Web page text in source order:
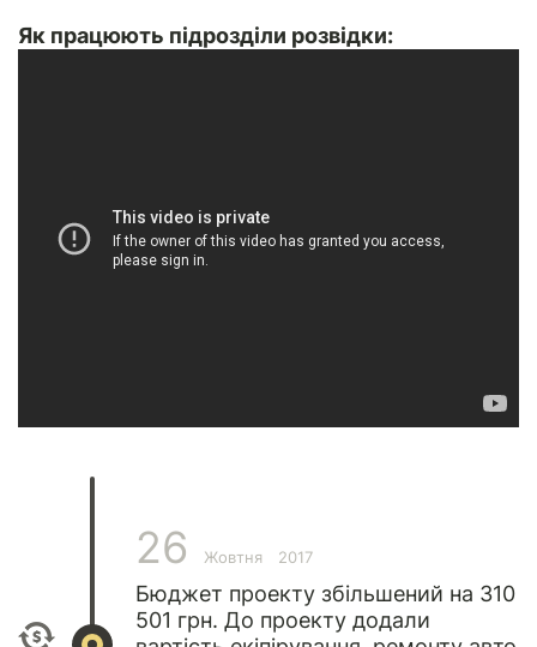
Як працюють підрозділи розвідки:
26 Жовтня 2017
Бюджет проекту збільшений на 310
501 грн. До проекту додали